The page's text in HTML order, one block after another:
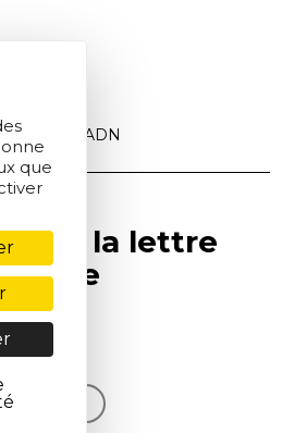
jour ADN
à la lettre
ligne
que